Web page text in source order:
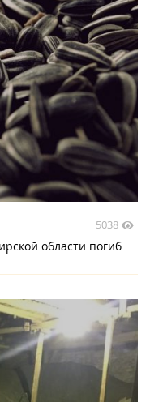
5038
области погиб